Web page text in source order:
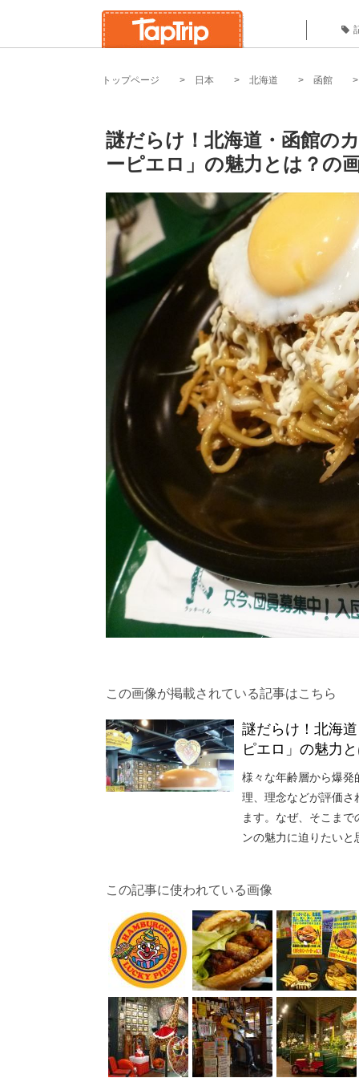
トップページ 日本 北海道 函館
謎だらけ！北海道・函館の
ーピエロ」の魅力とは？の
この画像が掲載されている記事はこちら
謎だらけ！北海
ピエロ」の魅力
様々な年齢層から爆発
理、理念などが評価さ
ます。なぜ、そこま
ンの魅力に迫りたいと
この記事に使われている画像